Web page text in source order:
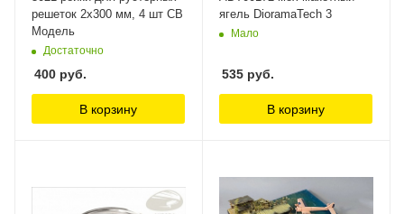
решеток 2х300 мм, 4 шт СВ
Модель
Достаточно
400 руб.
В корзину
ягель DioramaTech 3
Мало
535 руб.
В корзину